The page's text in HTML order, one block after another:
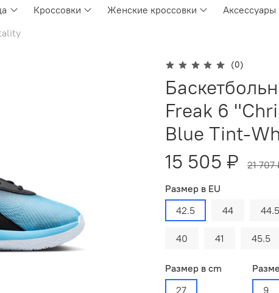
Кроссовки Женские кроссовки Аксессуары
(0)
Freak 6
Blue Tint-
15 505 ₽
21 707
Размер в EU
42.5
44 44.5
40 41 45.5
Размер в cm
27
9